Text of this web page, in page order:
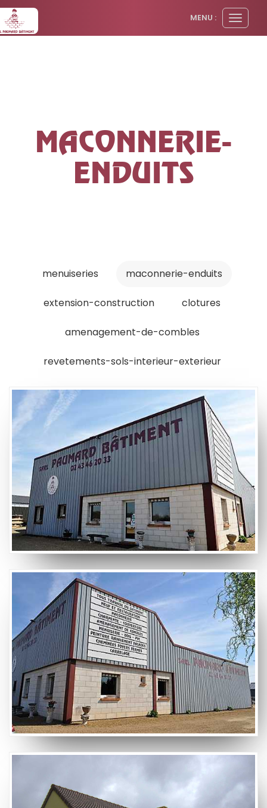
Ouvrir
le
MENU :
MACONNERIE-
ENDUITS
menuiseries maconnerie-enduits
extension-construction clotures
amenagement-de-combles
revetements-sols-interieur-exterieur
Panneau de gestion des cookies